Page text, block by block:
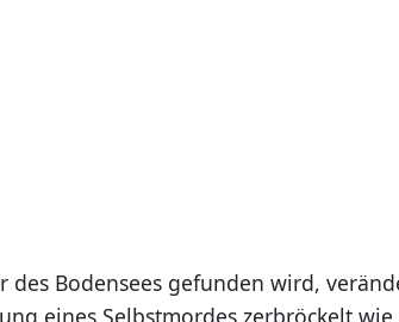
des Bodensees gefunden wird,